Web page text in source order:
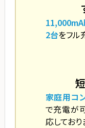
2台をフル
家庭用コ
で充電が
応しており